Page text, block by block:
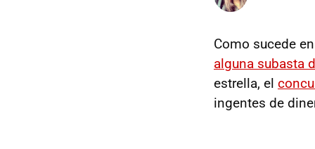
Como sucede
alguna subasta
estrella, el
ingentes de